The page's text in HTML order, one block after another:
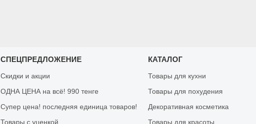
СПЕЦПРЕДЛОЖЕНИЕ
Скидки и акции
ОДНА ЦЕНА на всё! 990 тенге
Супер цена! последняя единица товаров!
Товары с уценкой
КАТАЛОГ
Товары для кухни
Товары для похудения
Декоративная косметика
Товары для красоты